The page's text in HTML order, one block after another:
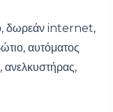
δωρεάν internet,
αυτόματος